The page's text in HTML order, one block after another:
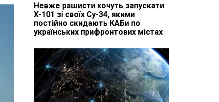
Невже рашисти хочуть запускати
Х-101 зі своїх Су-34, якими
постійно скидають КАБи по
українських прифронтових містах